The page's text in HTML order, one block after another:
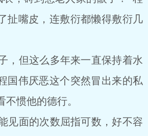
扯嘴皮，连敷衍都懒得敷衍几
但这么多年来一直保持着水
国伟厌恶这个突然冒出来的私
惯他的德行。
面的次数屈指可数，好不容